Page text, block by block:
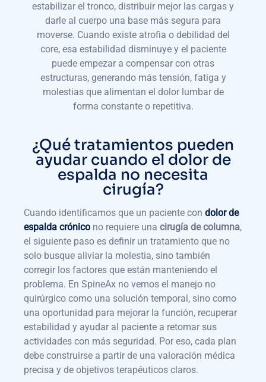
estabilizar el tronco, distribuir mejor las cargas y
darle al cuerpo una base más segura para
moverse. Cuando existe atrofia o debilidad del
core, esa estabilidad disminuye y el paciente
puede empezar a compensar con otras
estructuras, generando más tensión, fatiga y
molestias que alimentan el dolor lumbar de
forma constante o repetitiva.
¿Qué tratamientos pueden
ayudar cuando el dolor de
espalda no necesita
cirugía?
Cuando identificamos que un paciente con dolor de
espalda crónico no requiere una cirugía de columna,
el siguiente paso es definir un tratamiento que no
solo busque aliviar la molestia, sino también
corregir los factores que están manteniendo el
problema. En SpineAx no vemos el manejo no
quirúrgico como una solución temporal, sino como
una oportunidad para mejorar la función, recuperar
estabilidad y ayudar al paciente a retomar sus
actividades con más seguridad. Por eso, cada plan
debe construirse a partir de una valoración médica
precisa y de objetivos terapéuticos claros.